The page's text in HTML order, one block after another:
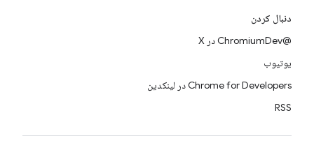
دنبال کردن
@ChromiumDev در X
یوتیوب
Chrome for Developers در لینکدین
RSS